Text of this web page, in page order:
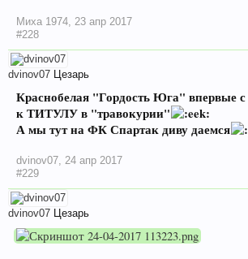
Миха 1974, 23 апр 2017
#228
dvinov07 Цезарь
Краснобелая "Гордость Юга" впервые с
к ТИТУЛУ в "травокурии"
А мы тут на ФК Спартак диву даемся
dvinov07, 24 апр 2017
#229
dvinov07 Цезарь